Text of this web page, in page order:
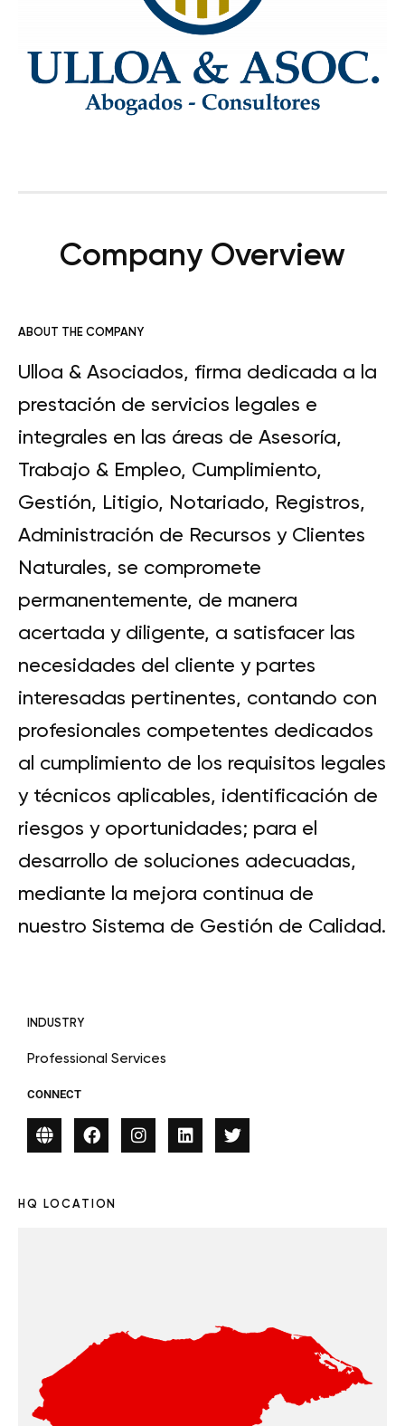
Company Overview
ABOUT THE COMPANY
Ulloa & Asociados, firma dedicada a la
prestación de servicios legales e
integrales en las áreas de Asesoría,
Trabajo & Empleo, Cumplimiento,
Gestión, Litigio, Notariado, Registros,
Administración de Recursos y Clientes
Naturales, se compromete
permanentemente, de manera
acertada y diligente, a satisfacer las
necesidades del cliente y partes
interesadas pertinentes, contando con
profesionales competentes dedicados
al cumplimiento de los requisitos legales
y técnicos aplicables, identificación de
riesgos y oportunidades; para el
desarrollo de soluciones adecuadas,
mediante la mejora continua de
nuestro Sistema de Gestión de Calidad.
INDUSTRY
Professional Services
CONNECT
HQ LOCATION